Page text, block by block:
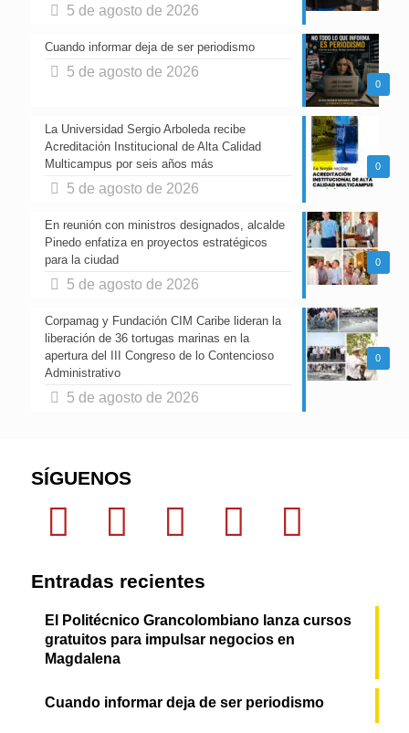
5 de agosto de 2026
0
Cuando informar deja de ser periodismo
5 de agosto de 2026
0
La Universidad Sergio Arboleda recibe
Acreditación Institucional de Alta Calidad
Multicampus por seis años más
5 de agosto de 2026
0
En reunión con ministros designados, alcalde
Pinedo enfatiza en proyectos estratégicos
para la ciudad
5 de agosto de 2026
0
Corpamag y Fundación CIM Caribe lideran la
liberación de 36 tortugas marinas en la
apertura del III Congreso de lo Contencioso
Administrativo
5 de agosto de 2026
SÍGUENOS
Entradas recientes
El Politécnico Grancolombiano lanza cursos
gratuitos para impulsar negocios en
Magdalena
Cuando informar deja de ser periodismo